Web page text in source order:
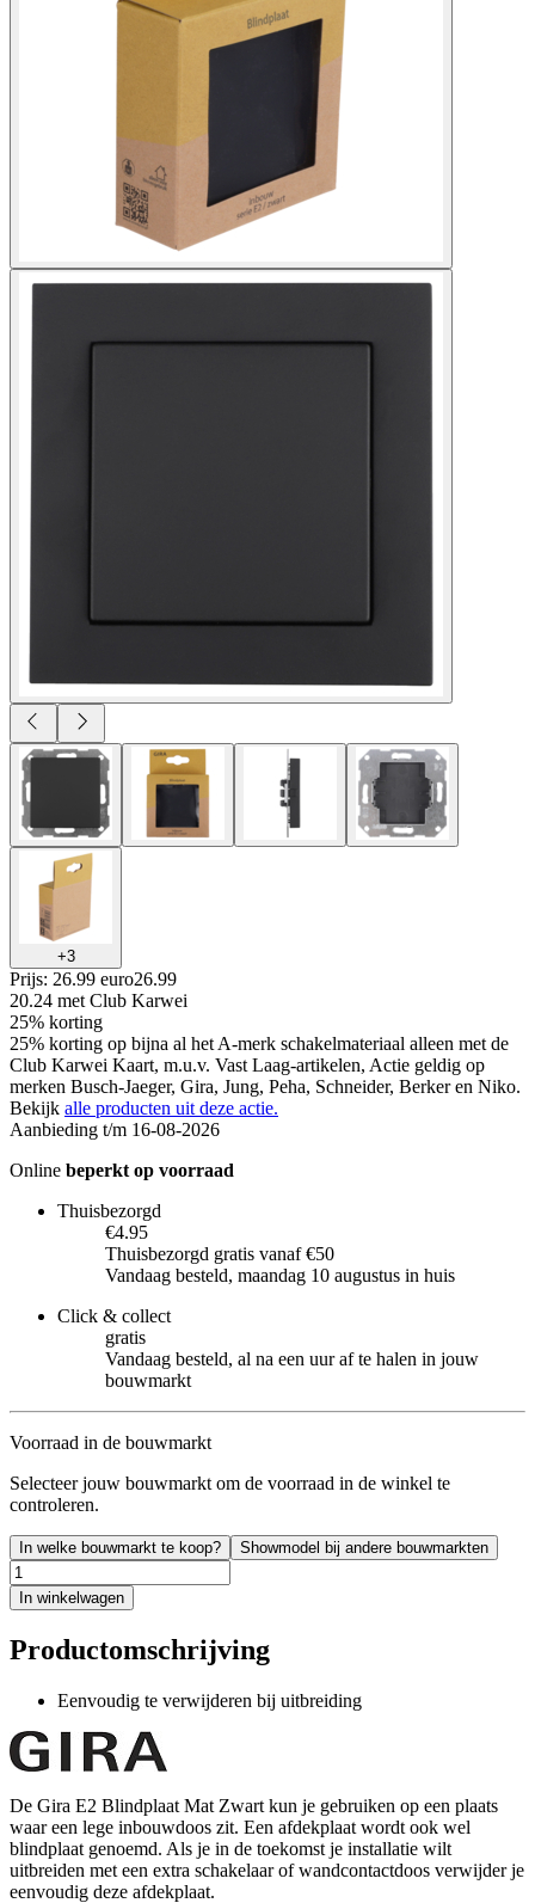
+3
Prijs: 26.99 euro26.99
20.24 met Club Karwei
25% korting
25% korting op bijna al het A-merk schakelmateriaal alleen met de
Club Karwei Kaart, m.u.v. Vast Laag-artikelen, Actie geldig op
merken Busch-Jaeger, Gira, Jung, Peha, Schneider, Berker en Niko.
Bekijk alle producten uit deze actie.
Aanbieding t/m 16-08-2026
Online beperkt op voorraad
Thuisbezorgd
€4.95
Thuisbezorgd gratis vanaf €50
Vandaag besteld, maandag 10 augustus in huis
Click & collect
gratis
Vandaag besteld, al na een uur af te halen in jouw
bouwmarkt
Voorraad in de bouwmarkt
Selecteer jouw bouwmarkt om de voorraad in de winkel te
controleren.
In welke bouwmarkt te koop? Showmodel bij andere bouwmarkten
In winkelwagen
Productomschrijving
Eenvoudig te verwijderen bij uitbreiding
De Gira E2 Blindplaat Mat Zwart kun je gebruiken op een plaats
waar een lege inbouwdoos zit. Een afdekplaat wordt ook wel
blindplaat genoemd. Als je in de toekomst je installatie wilt
uitbreiden met een extra schakelaar of wandcontactdoos verwijder je
eenvoudig deze afdekplaat.